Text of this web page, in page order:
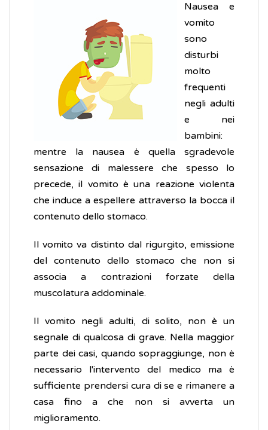
Nausea e
vomito
sono
disturbi
molto
frequenti
negli adulti
e nei
bambini:
mentre la nausea è quella sgradevole
sensazione di malessere che spesso lo
precede, il vomito è una reazione violenta
che induce a espellere attraverso la bocca il
contenuto dello stomaco.
Il vomito va distinto dal rigurgito, emissione
del contenuto dello stomaco che non si
associa a contrazioni forzate della
muscolatura addominale.
Il vomito negli adulti, di solito, non è un
segnale di qualcosa di grave. Nella maggior
parte dei casi, quando sopraggiunge, non è
necessario l'intervento del medico ma è
sufficiente prendersi cura di se e rimanere a
casa fino a che non si avverta un
miglioramento.